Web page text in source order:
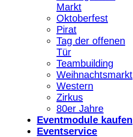
Markt
Oktoberfest
Pirat
Tag der offenen
Tür
Teambuilding
Weihnachtsmarkt
Western
Zirkus
80er Jahre
Eventmodule kaufen
Eventservice